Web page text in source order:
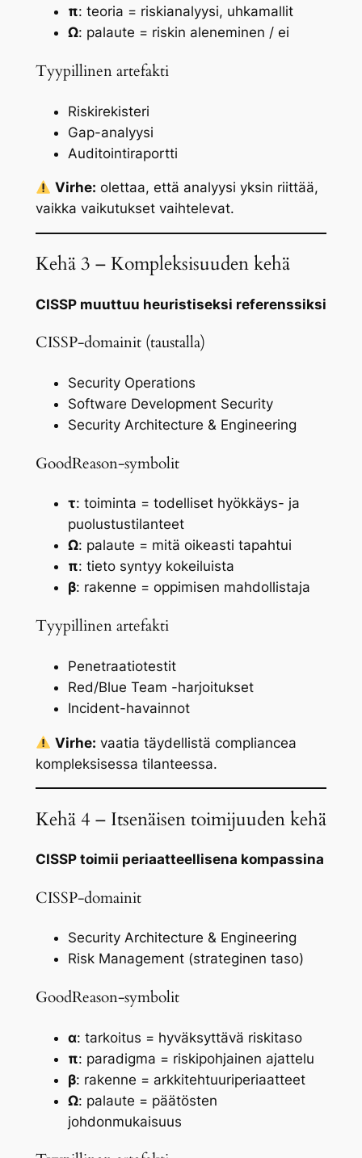
π: teoria = riskianalyysi, uhkamallit
Ω: palaute = riskin aleneminen / ei
Tyypillinen artefakti
Riskirekisteri
Gap-analyysi
Auditointiraportti
Virhe: olettaa, että analyysi yksin riittää,
vaikka vaikutukset vaihtelevat.
Kehä 3 – Kompleksisuuden kehä
CISSP muuttuu heuristiseksi referenssiksi
CISSP-domainit (taustalla)
Security Operations
Software Development Security
Security Architecture & Engineering
GoodReason-symbolit
τ: toiminta = todelliset hyökkäys- ja
puolustustilanteet
Ω: palaute = mitä oikeasti tapahtui
π: tieto syntyy kokeiluista
β: rakenne = oppimisen mahdollistaja
Tyypillinen artefakti
Penetraatiotestit
Red/Blue Team -harjoitukset
Incident-havainnot
Virhe: vaatia täydellistä compliancea
kompleksisessa tilanteessa.
Kehä 4 – Itsenäisen toimijuuden kehä
CISSP toimii periaatteellisena kompassina
CISSP-domainit
Security Architecture & Engineering
Risk Management (strateginen taso)
GoodReason-symbolit
α: tarkoitus = hyväksyttävä riskitaso
π: paradigma = riskipohjainen ajattelu
β: rakenne = arkkitehtuuriperiaatteet
Ω: palaute = päätösten
johdonmukaisuus